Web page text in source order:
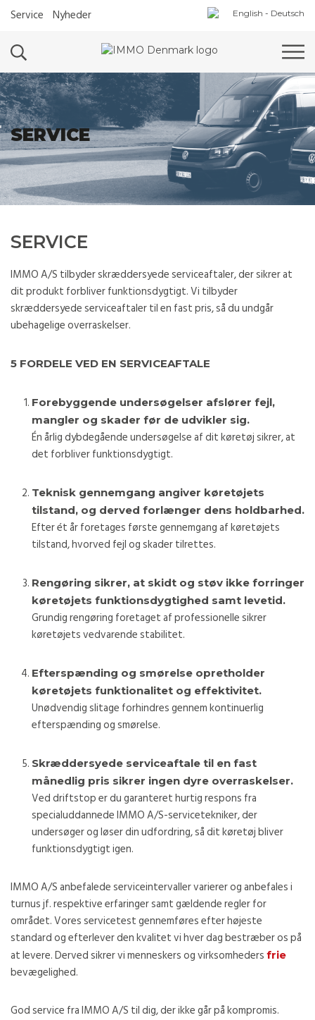
Service Nyheder English - Deutsch
SERVICE
SERVICE
IMMO A/S tilbyder skræddersyede serviceaftaler, der sikrer at
dit produkt forbliver funktionsdygtigt. Vi tilbyder
skræddersyede serviceaftaler til en fast pris, så du undgår
ubehagelige overraskelser.
5 FORDELE VED EN SERVICEAFTALE
Forebyggende undersøgelser afslører fejl,
mangler og skader før de udvikler sig.
Én årlig dybdegående undersøgelse af dit køretøj sikrer, at
det forbliver funktionsdygtigt.
Teknisk gennemgang angiver køretøjets
tilstand, og derved forlænger dens holdbarhed.
Efter ét år foretages første gennemgang af køretøjets
tilstand, hvorved fejl og skader tilrettes.
Rengøring sikrer, at skidt og støv ikke forringer
køretøjets funktionsdygtighed samt levetid.
Grundig rengøring foretaget af professionelle sikrer
køretøjets vedvarende stabilitet.
Efterspænding og smørelse opretholder
køretøjets funktionalitet og effektivitet.
Unødvendig slitage forhindres gennem kontinuerlig
efterspænding og smørelse.
Skræddersyede serviceaftale til en fast
månedlig pris sikrer ingen dyre overraskelser.
Ved driftstop er du garanteret hurtig respons fra
specialuddannede IMMO A/S-servicetekniker, der
undersøger og løser din udfordring, så dit køretøj bliver
funktionsdygtigt igen.
IMMO A/S anbefalede serviceintervaller varierer og anbefales i
turnus jf. respektive erfaringer samt gældende regler for
området. Vores servicetest gennemføres efter højeste
standard og efterlever den kvalitet vi hver dag bestræber os på
at levere. Derved sikrer vi menneskers og virksomheders frie
bevægelighed.
God service fra IMMO A/S til dig, der ikke går på kompromis.